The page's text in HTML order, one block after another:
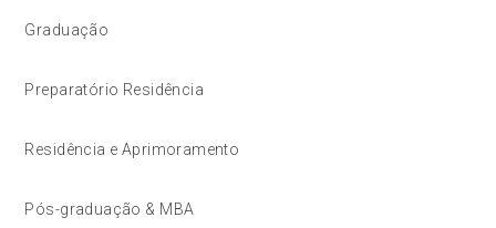
Graduação
Preparatório Residência
Residência e Aprimoramento
Pós-graduação & MBA